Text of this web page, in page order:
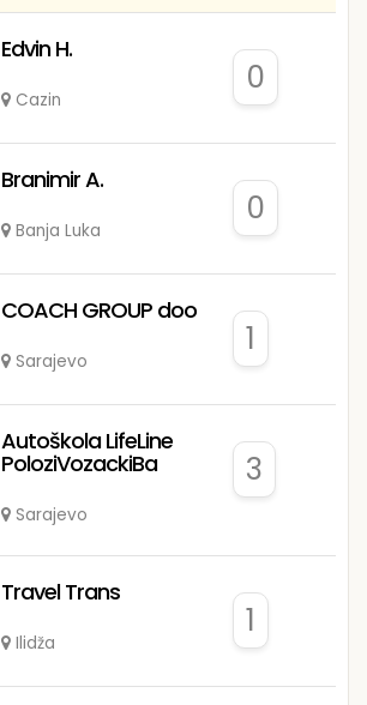
Edvin H.
Cazin
0
Branimir A.
Banja Luka
0
COACH GROUP doo
Sarajevo
1
Autoškola LifeLine
PoloziVozackiBa
Sarajevo
3
Travel Trans
Ilidža
1